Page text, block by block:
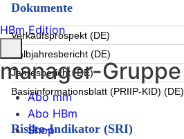
Dokumente
Verkaufsprospekt (DE)
Halbjahresbericht (DE)
Jahresbericht (DE)
Basisinformationsblatt (PRIIP-KID) (DE)
Risiko-Indikator (SRI)
HBm Edition
manager-Gruppe
Abo mm
Abo HBm
Shop